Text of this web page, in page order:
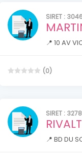
SIRET :
📍 10 AV
(0)
SIRET :
📍 BD DU